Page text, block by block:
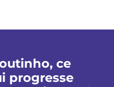
ce
progresse